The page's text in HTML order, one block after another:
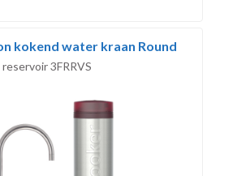
kokend water kraan Round
3FRRVS